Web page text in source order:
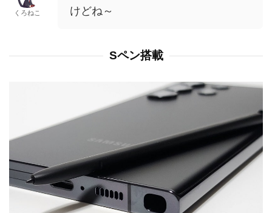
くろねこ
けどね～
Sペン搭載